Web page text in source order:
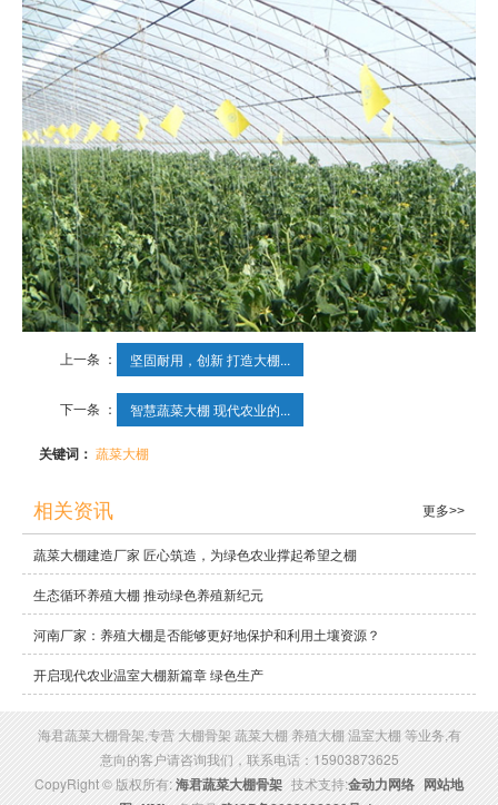
上一条 ： 坚固耐用，创新 打造大棚...
下一条 ： 智慧蔬菜大棚 现代农业的...
关键词： 蔬菜大棚
相关资讯 更多>>
蔬菜大棚建造厂家 匠心筑造，为绿色农业撑起希望之棚
生态循环养殖大棚 推动绿色养殖新纪元
河南厂家：养殖大棚是否能够更好地保护和利用土壤资源？
开启现代农业温室大棚新篇章 绿色生产
海君蔬菜大棚骨架,专营 大棚骨架 蔬菜大棚 养殖大棚 温室大棚 等业务,有
意向的客户请咨询我们，联系电话：15903873625
CopyRight © 版权所有:海君蔬菜大棚骨架 技术支持:金动力网络 网站地